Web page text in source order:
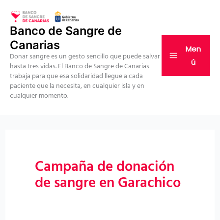
contenido
Banco de Sangre de
Canarias
Donar sangre es un gesto sencillo que puede salvar
hasta tres vidas. El Banco de Sangre de Canarias
trabaja para que esa solidaridad llegue a cada
paciente que la necesita, en cualquier isla y en
cualquier momento.
Men
ú
Campaña de donación
de sangre en Garachico